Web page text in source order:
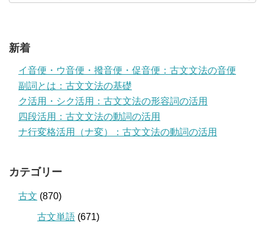
新着
イ音便・ウ音便・撥音便・促音便：古文文法の音便
副詞とは：古文文法の基礎
ク活用・シク活用：古文文法の形容詞の活用
四段活用：古文文法の動詞の活用
ナ行変格活用（ナ変）：古文文法の動詞の活用
カテゴリー
古文 (870)
古文単語 (671)